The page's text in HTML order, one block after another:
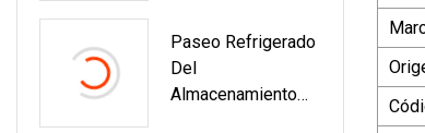
Fabricantes
Muestra Disponible
Contenedor / Caja
Almacenamiento
De Grado
Alimenticio,
Paseo Refrigerado
Del
Almacenamiento